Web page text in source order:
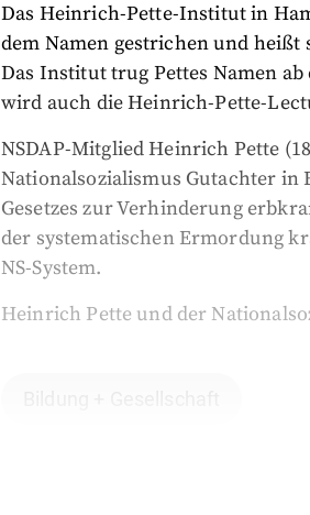
Das Heinrich-Pette-Institut in
dem Namen gestrichen und
Das Institut trug Pettes Namen ab
wird auch die Heinrich-Pette-
NSDAP-Mitglied Heinrich Pette
Nationalsozialismus Gutachter in
Gesetzes zur Verhinderung
der systematischen Ermordung
NS-System.
Heinrich Pette und der